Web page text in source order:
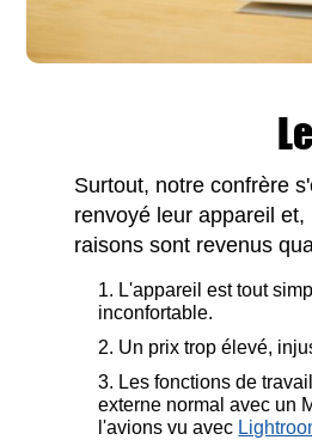
Surtout, notre confrère
renvoyé leur appareil
raisons sont revenus
L'appareil est tout
inconfortable.
Un prix trop élevé,
Les fonctions de
externe normal avec un
l'avions vu avec